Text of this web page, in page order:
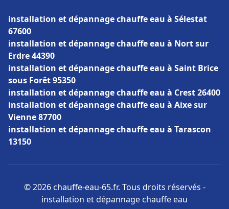
installation et dépannage chauffe eau à Sélestat
67600
installation et dépannage chauffe eau à Nort sur
Erdre 44390
installation et dépannage chauffe eau à Saint Brice
sous Forêt 95350
installation et dépannage chauffe eau à Crest 26400
installation et dépannage chauffe eau à Aixe sur
Vienne 87700
installation et dépannage chauffe eau à Tarascon
13150
© 2026 chauffe-eau-65.fr. Tous droits réservés -
installation et dépannage chauffe eau